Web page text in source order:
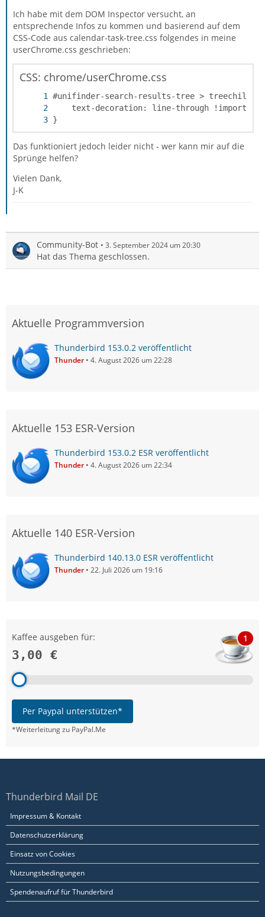
Ich habe mit dem DOM Inspector versucht, an
entsprechende Infos zu kommen und basierend auf dem
CSS-Code aus calendar-task-tree.css folgendes in meine
userChrome.css geschrieben:
CSS: chrome/userChrome.css
}
Das funktioniert jedoch leider nicht - wer kann mir auf die
Sprünge helfen?
Vielen Dank,
J-K
Community-Bot 3. September 2024 um 20:30
Hat das Thema geschlossen.
Aktuelle Programmversion
Thunderbird 153.0.2 veröffentlicht
Thunder 4. August 2026 um 22:28
Aktuelle 153 ESR-Version
Thunderbird 153.0.2 ESR veröffentlicht
Thunder 4. August 2026 um 22:34
Aktuelle 140 ESR-Version
Thunderbird 140.13.0 ESR veröffentlicht
Thunder 22. Juli 2026 um 19:16
Kaffee ausgeben für:
3,00 €
1
Per Paypal unterstützen*
*Weiterleitung zu PayPal.Me
Thunderbird Mail DE
Impressum & Kontakt
Datenschutzerklärung
Einsatz von Cookies
Nutzungsbedingungen
Spendenaufruf für Thunderbird